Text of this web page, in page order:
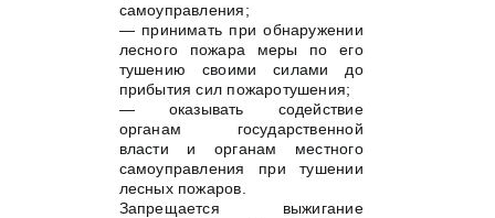
самоуправления;
— принимать при обнаружении
лесного пожара меры по его
тушению своими силами до
прибытия сил пожаротушения;
— оказывать содействие
органам государственной
власти и органам местного
самоуправления при тушении
лесных пожаров.
Запрещается выжигание